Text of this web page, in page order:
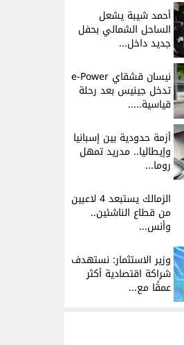
أحمد شيبة يشعل
الساحل الشمالي بحفل
جديد داخل...
نيسان قشقاي e-Power
تدخل جينيس بعد رحلة
قياسية.....
أزمة حدودية بين إسبانيا
وإيطاليا.. مدريد تمهل
روما...
الزمالك يستبعد 4 لاعبين
من قطاع الناشئين..
وأنس...
وزير الاستثمار: نستهدف
شراكة اقتصادية أكثر
عمقًا مع...